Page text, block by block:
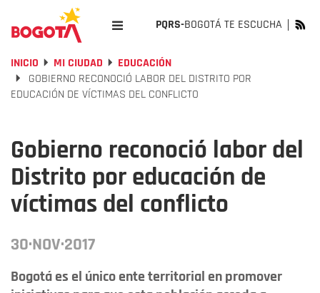
PQRS-BOGOTÁ TE ESCUCHA
INICIO MI CIUDAD
EDUCACIÓN
GOBIERNO RECONOCIÓ LABOR DEL DISTRITO POR
EDUCACIÓN DE VÍCTIMAS DEL CONFLICTO
Gobierno reconoció labor del
Distrito por educación de
víctimas del conflicto
30·NOV·2017
Bogotá es el único ente territorial en promover